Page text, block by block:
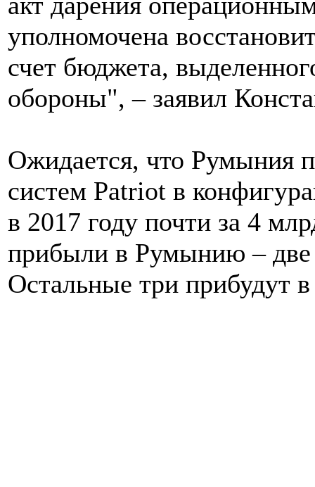
уполномочена
счет бюджета,
обороны", – заявил
Ожидается, что Румыния
систем Patriot в
в 2017 году почти за 4
прибыли в Румынию –
Остальные три прибудут